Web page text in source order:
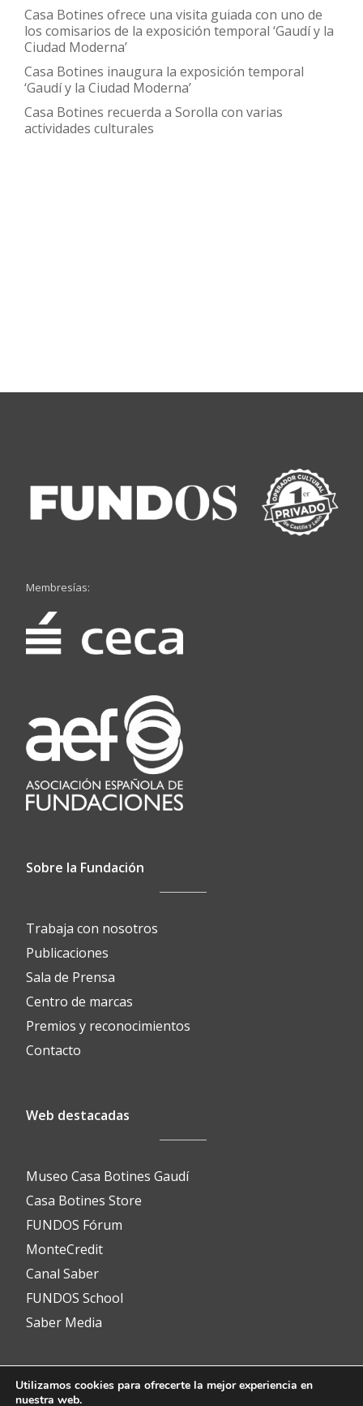
de
su
histórico
Casa Botines ofrece una visita guiada con uno de
los comisarios de la exposición temporal ‘Gaudí y la
Ciudad Moderna’
Casa Botines inaugura la exposición temporal
‘Gaudí y la Ciudad Moderna’
Casa Botines recuerda a Sorolla con varias
actividades culturales
Membresías:
Sobre la Fundación
Trabaja con nosotros
Publicaciones
Sala de Prensa
Centro de marcas
Premios y reconocimientos
Contacto
Web destacadas
Museo Casa Botines Gaudí
Casa Botines Store
FUNDOS Fórum
MonteCredit
Canal Saber
FUNDOS School
Saber Media
Contacto
Utilizamos cookies para ofrecerte la mejor experiencia en
nuestra web.